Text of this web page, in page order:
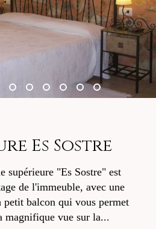
Es Sostre
supérieure "Es Sostre" est
de l'immeuble, avec une
petit balcon qui vous permet
magnifique vue sur la...